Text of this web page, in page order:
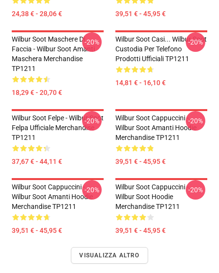
24,38 € - 28,06 € 39,51 € - 45,95 €
Wilbur Soot Maschere Di
Faccia - Wilbur Soot Amanti
Maschera Merchandise
TP1211
18,29 € - 20,70 €
-20%
Wilbur Soot Casi... Wilbur Soot
Custodia Per Telefono
Prodotti Ufficiali TP1211
14,81 € - 16,10 €
-20%
Wilbur Soot Felpe - Wilbur Soot
Felpa Ufficiale Merchandise
TP1211
37,67 € - 44,11 €
-20%
Wilbur Soot Cappuccini -
Wilbur Soot Amanti Hoodie
Merchandise TP1211
39,51 € - 45,95 €
-20%
Wilbur Soot Cappuccini -
Wilbur Soot Amanti Hoodie
Merchandise TP1211
39,51 € - 45,95 €
-20%
Wilbur Soot Cappuccini -
Wilbur Soot Hoodie
Merchandise TP1211
39,51 € - 45,95 €
-20%
VISUALIZZA ALTRO